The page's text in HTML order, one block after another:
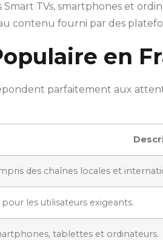
TVs, smartphones et
au contenu fourni par des
en
parfaitement aux
des chaînes locales et
les utilisateurs exigeants.
tablettes et ordinateurs.